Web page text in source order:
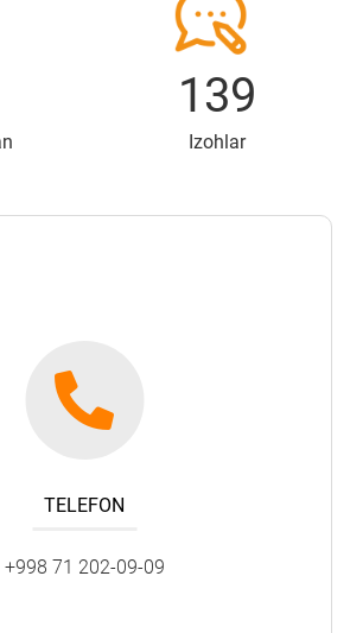
139
Izohlar
TELEFON
+998 71 202-09-09